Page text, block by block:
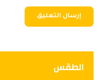
الطقس